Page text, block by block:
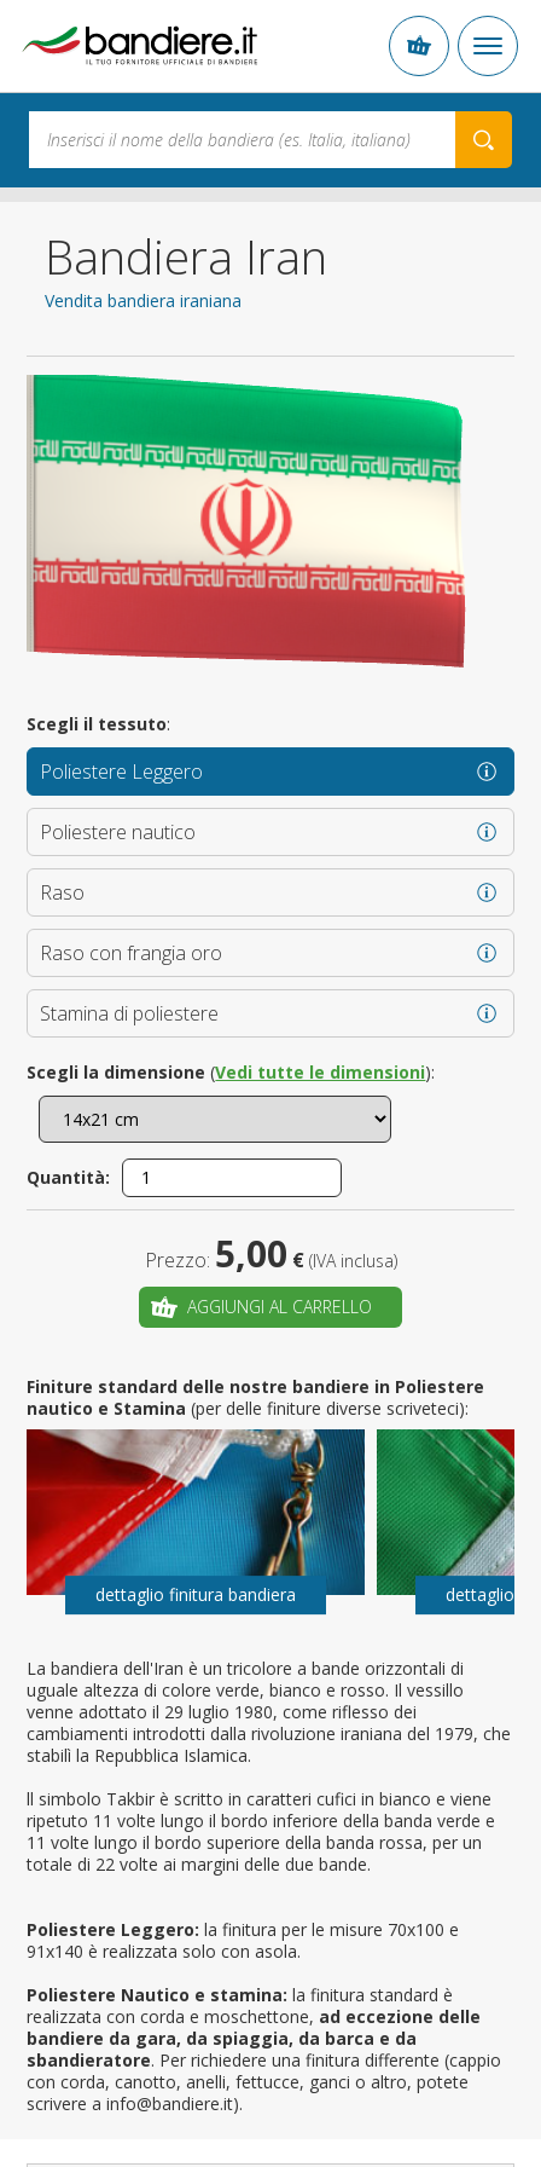
Bandiera Iran
Vendita bandiera iraniana
La bandiera dell'Iran è un tricolore a bande orizzontali di
uguale altezza di colore verde, bianco e rosso. Il vessillo
venne adottato il 29 luglio 1980, come riflesso dei
cambiamenti introdotti dalla rivoluzione iraniana del 1979, che
stabilì la Repubblica Islamica.
ll simbolo Takbir è scritto in caratteri cufici in bianco e viene
ripetuto 11 volte lungo il bordo inferiore della banda verde e
11 volte lungo il bordo superiore della banda rossa, per un
totale di 22 volte ai margini delle due bande.
Poliestere Leggero: la finitura per le misure 70x100 e
91x140 è realizzata solo con asola.
Poliestere Nautico e stamina: la finitura standard è
realizzata con corda e moschettone, ad eccezione delle
bandiere da gara, da spiaggia, da barca e da
sbandieratore. Per richiedere una finitura differente (cappio
con corda, canotto, anelli, fettucce, ganci o altro, potete
scrivere a info@bandiere.it).
Scegli il tessuto:
Poliestere Leggero
Poliestere nautico
Raso
Raso con frangia oro
Stamina di poliestere
Scegli la dimensione (Vedi tutte le dimensioni):
Quantità:
Prezzo: 5,00 € (IVA inclusa)
AGGIUNGI AL CARRELLO
Finiture standard delle nostre bandiere in Poliestere
nautico e Stamina(per delle finiture diverse scriveteci):
dettaglio finitura bandiera dettaglio